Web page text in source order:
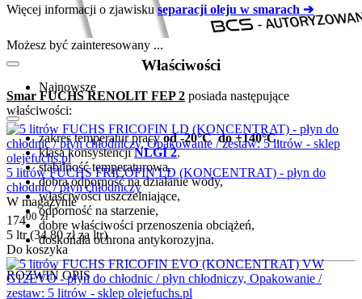
Właściwości
Smar FUCHS RENOLIT FEP 2 posiada następujące
właściwości:
zakres temperatur pracyod -20°C do +140°C,
klasa konsystencjiNLGI 2,
stabilność temperaturowa,
dobra odporność na działanie wody,
właściwości uszczelniające,
odporność na starzenie,
dobre właściwości przenoszenia obciążeń,
doskonała ochrona antykorozyjna.
ROZWIŃ OPIS
Więcej informacji o zjawiskuseparacji oleju w smarach ➔
Możesz być zainteresowany ...
Najnowsze
5 litrów FUCHS FRICOFIN LD (KONCENTRAT) - płyn do
chłodnic / płyn chłodniczy
W magazynie
17400 zł
5 ltr (34.80złza ltr)
Do koszyka